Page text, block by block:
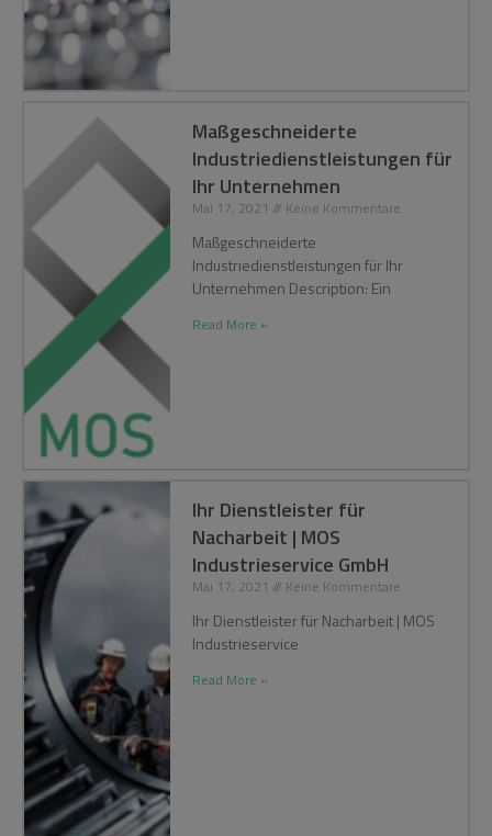
Maßgeschneiderte
Industriedienstleistungen für
Ihr Unternehmen
Mai 17, 2021 Keine Kommentare
Maßgeschneiderte
Industriedienstleistungen für Ihr
Unternehmen Description: Ein
Read More »
Ihr Dienstleister für
Nacharbeit | MOS
Industrieservice GmbH
Mai 17, 2021 Keine Kommentare
Ihr Dienstleister für Nacharbeit | MOS
Industrieservice
Read More »